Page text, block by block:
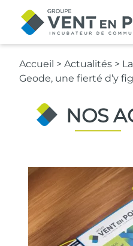
Accueil > Actualités >
Geode, une fierté d’y
NOS